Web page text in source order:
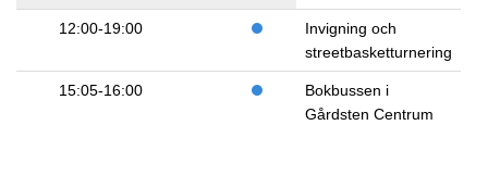
12:00-19:00
Invigning och
streetbasketturnering
15:05-16:00
Bokbussen i
Gårdsten Centrum